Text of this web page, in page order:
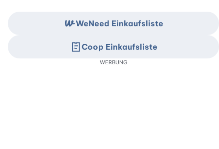
WeNeed Einkaufsliste
Coop Einkaufsliste
WERBUNG